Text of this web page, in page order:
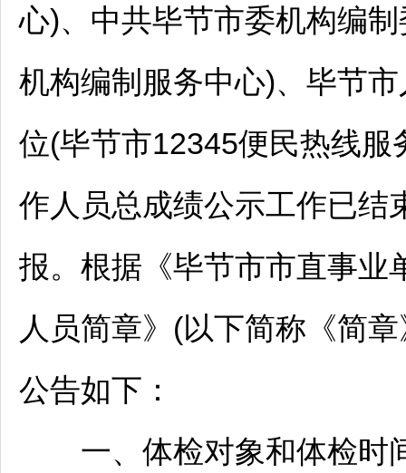
心)、中共毕节市委机构编
机构编制服务中心)、 毕节市
位(毕节市12345便民热线服
作人员总成绩公示工作已结
报。根据《毕节市市直事业
人员简章》(以下简称《简
公告如下：
一、体检对象和体检时